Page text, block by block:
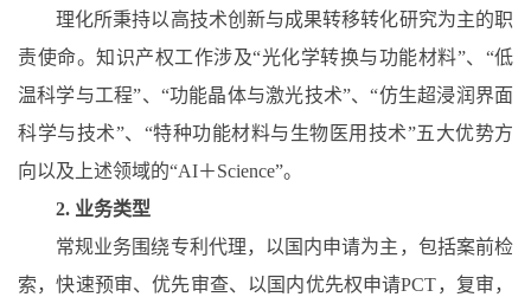
理化所秉持以高技术创新与成果转移转化研究为主的职
责使命。知识产权工作涉及“光化学转换与功能材料”、 “低
温科学与工程”、 “功能晶体与激光技术”、“仿生超浸润界面
科学与技术”、 “特种功能材料与生物医用技术”五大优势方
向以及上述领域的“AI＋Science”。
2. 业务类型
常规业务围绕专利代理，以国内申请为主，包括案前检
索，快速预审、优先审查、以国内优先权申请PCT，复审，